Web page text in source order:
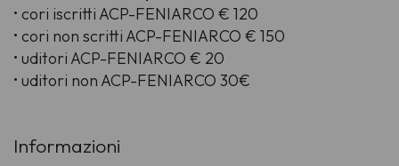
• cori iscritti ACP-FENIARCO € 120
• cori non scritti ACP-FENIARCO € 150
• uditori ACP-FENIARCO € 20
• uditori non ACP-FENIARCO 30€
Informazioni